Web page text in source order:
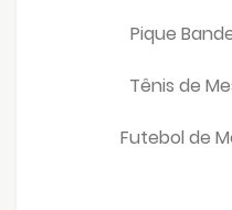
Pique
Tênis de
Futebol de